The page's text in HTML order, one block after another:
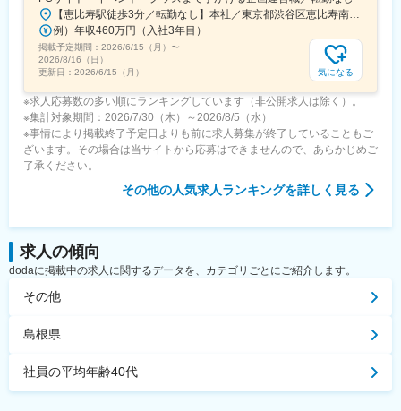
【恵比寿駅徒歩3分／転勤なし】本社／東京都渋谷区恵比寿南1-15-1◎アクセス・東京メトロ日比谷線「恵比寿駅」より徒歩3分・JR「恵比寿駅」より徒歩5分・東急東横線「代官山駅」より徒歩10分※受動喫煙対策：敷地内禁煙
例）年収460万円（入社3年目）
掲載予定期間： 2026/6/15（月） 〜
2026/8/16（日）
更新日： 2026/6/15（月） 気になる
※求人応募数の多い順にランキングしています（非公開求人は除く）。
※集計対象期間：2026/7/30（木）～2026/8/5（水）
※事情により掲載終了予定日よりも前に求人募集が終了していることもご
ざいます。その場合は当サイトから応募はできませんので、あらかじめご
了承ください。
その他の人気求人ランキングを詳しく見る
求人の傾向
dodaに掲載中の求人に関するデータを、カテゴリごとにご紹介します。
その他
島根県
社員の平均年齢40代